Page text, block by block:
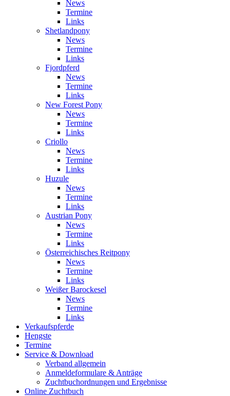
News
Termine
Links
Shetlandpony
News
Termine
Links
Fjordpferd
News
Termine
Links
New Forest Pony
News
Termine
Links
Criollo
News
Termine
Links
Huzule
News
Termine
Links
Austrian Pony
News
Termine
Links
Österreichisches Reitpony
News
Termine
Links
Weißer Barockesel
News
Termine
Links
Verkaufspferde
Hengste
Termine
Service & Download
Verband allgemein
Anmeldeformulare & Anträge
Zuchtbuchordnungen und Ergebnisse
Online Zuchtbuch